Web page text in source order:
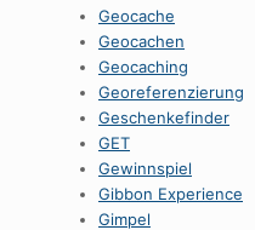
Geocache
Geocachen
Geocaching
Georeferenzierung
Geschenkefinder
GET
Gewinnspiel
Gibbon Experience
Gimpel